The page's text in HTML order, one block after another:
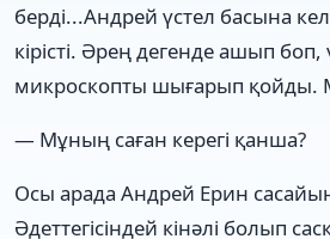
берді...Андрей үстел басына
кірісті. Әрең дегенде ашып боп,
микроскопты шығарып қойды.
— Мұның саған керегі қанша?
Осы арада Андрей Ерин
Әдеттегісіндей кінәлі болып